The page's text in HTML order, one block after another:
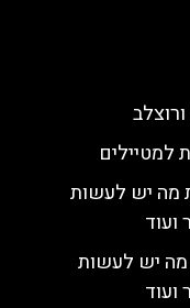
למטיילים
מה יש לעשות
ועוד
מה יש לעשות
ועוד